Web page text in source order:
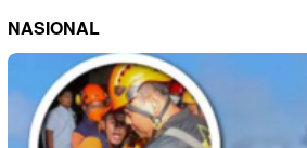
NASIONAL